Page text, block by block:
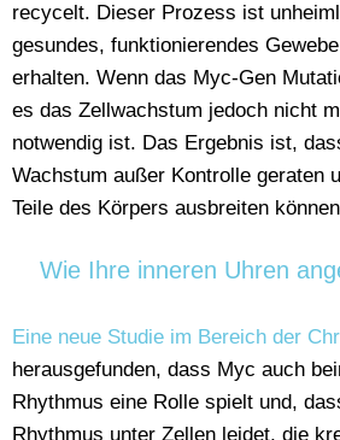
recycelt. Dieser Prozess ist
gesundes, funktionierendes
erhalten. Wenn das Myc-Gen
es das Zellwachstum jedoch nicht
notwendig ist. Das Ergebnis ist,
Wachstum außer Kontrolle geraten
Teile des Körpers ausbreiten
Wie Ihre inneren Uhren
Eine neue Studie im Bereich der
herausgefunden, dass Myc auch
Rhythmus eine Rolle spielt und,
Rhythmus unter Zellen leidet, die